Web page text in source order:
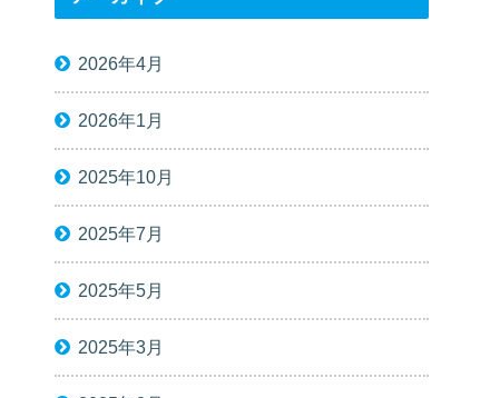
2026年4月
2026年1月
2025年10月
2025年7月
2025年5月
2025年3月